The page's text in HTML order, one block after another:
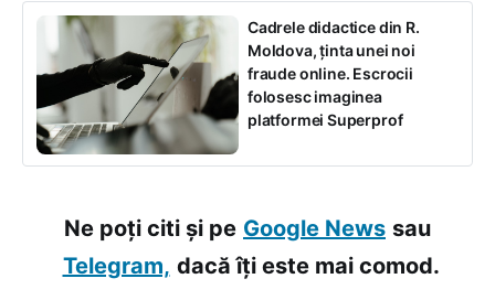
Cadrele didactice din R.
Moldova, ținta unei noi
fraude online. Escrocii
folosesc imaginea
platformei Superprof
Ne poți citi și pe Google News sau
Telegram, dacă îți este mai comod.